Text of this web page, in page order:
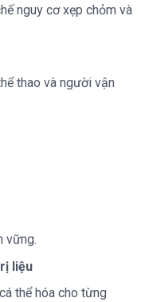
nguy cơ xẹp chỏm và
thao và người vận
vững.
liệu
thể hóa cho từng